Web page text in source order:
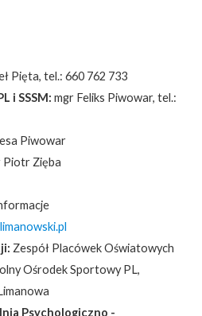
Pięta, tel.: 660 762 733
i SSSM: mgr Feliks Piwowar, tel.:
Piwowar
Piotr Zięba
Zespół Placówek Oświatowych
Ośrodek Sportowy PL,
Psychologiczno -